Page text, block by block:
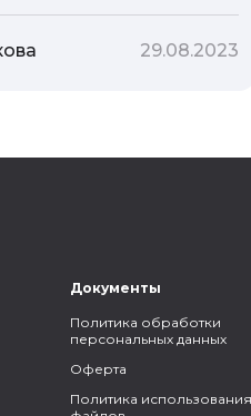
ДНК-тесты, онлайн-
мы сделали для
статей блога
29.08.2023
Документы
Политика обработки
персональных данных
Оферта
Политика